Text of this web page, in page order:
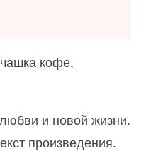
чашка кофе,
и новой жизни.
произведения.